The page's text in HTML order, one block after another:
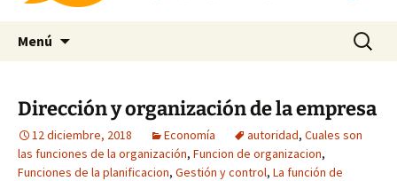
Menú Buscar:
Dirección y organización de la empresa
12 diciembre, 2018 Economía autoridad, Cuales son
las funciones de la organización, Funcion de organizacion,
Funciones de la planificacion, Gestión y control, La función de